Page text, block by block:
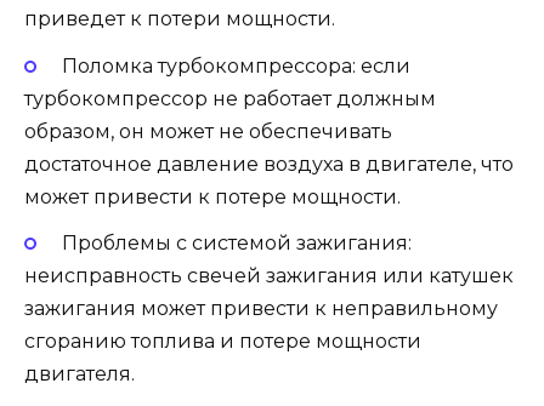
приведет к потери мощности.
Поломка турбокомпрессора: если
турбокомпрессор не работает должным
образом, он может не обеспечивать
достаточное давление воздуха в двигателе, что
может привести к потере мощности.
Проблемы с системой зажигания:
неисправность свечей зажигания или катушек
зажигания может привести к неправильному
сгоранию топлива и потере мощности
двигателя.